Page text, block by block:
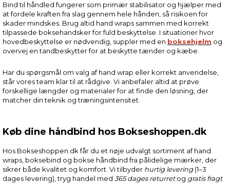
Bind til håndled fungerer som primær stabilisator og hjælper med
at fordele kraften fra slag gennem hele hånden, så risikoen for
skader mindskes. Brug altid hand wraps sammen med korrekt
tilpassede boksehandsker for fuld beskyttelse. I situationer hvor
hovedbeskyttelse er nødvendig, suppler med en boksehjelm og
overvej en tandbeskytter for at beskytte tænder og kæbe.
Har du spørgsmål om valg af hand wrap eller korrekt anvendelse,
står vores team klar til at rådgive. Vi anbefaler altid at prøve
forskellige længder og materialer for at finde den løsning, der
matcher din teknik og træningsintensitet.
Køb dine håndbind hos Bokseshoppen.dk
Hos Bokseshoppen.dk får du et nøje udvalgt sortiment af hand
wraps, boksebind og bokse håndbind fra pålidelige mærker, der
sikrer både kvalitet og komfort. Vi tilbyder hurtig levering(1–3
dages levering), tryg handel med 365 dages returretog gratis fragt